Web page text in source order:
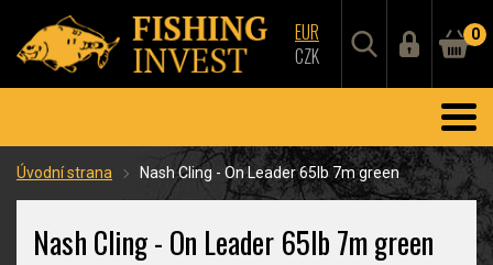
EUR
CZK
0
Úvodní strana Nash Cling - On Leader 65lb 7m green
Nash Cling - On Leader 65lb 7m green